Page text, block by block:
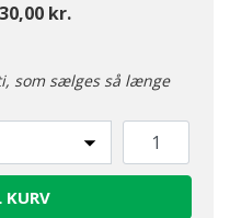
kr.
som sælges så længe
KURV